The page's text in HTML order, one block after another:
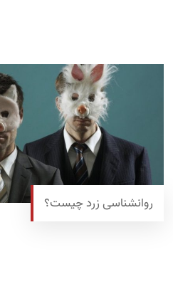
روانشناسی زرد چیست؟